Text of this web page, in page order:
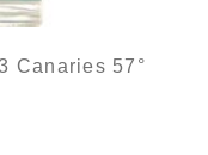
Canaries 57°